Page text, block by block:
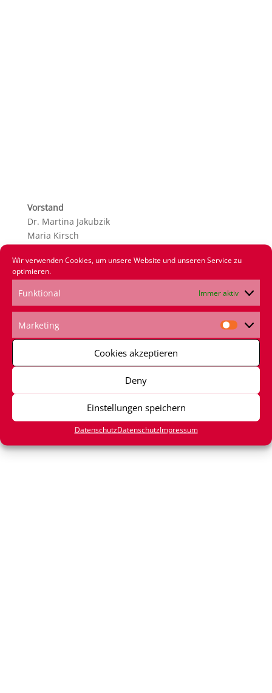
Wir verwenden Cookies, um unsere Website und unseren Service zu
optimieren.
Funktional Immer aktiv
Marketing
Cookies akzeptieren
Deny
Einstellungen speichern
DatenschutzDatenschutzImpressum
Vorstand
Dr. Martina Jakubzik
Maria Kirsch